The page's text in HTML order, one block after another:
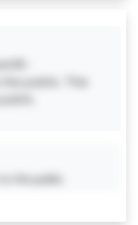
#5 -
public. This
the public.